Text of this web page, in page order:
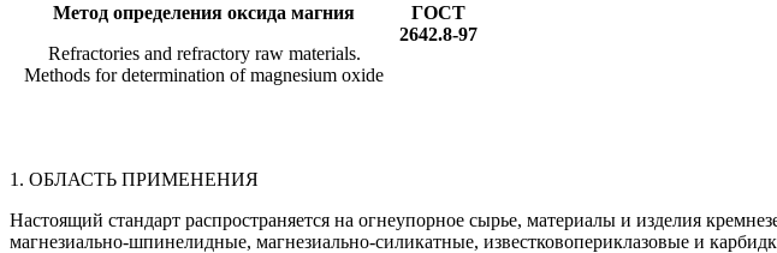
Метод определения оксида магния
Refractories and refractory raw materials.
Methods for determination of magnesium oxide
ГОСТ
2642.8-97
1. ОБЛАСТЬ ПРИМЕНЕНИЯ
Настоящий стандарт распространяется на огнеупорное сырье, материалы и изделия
магнезиально-шпинелидные, магнезиально-силикатные, известковопериклазовые и